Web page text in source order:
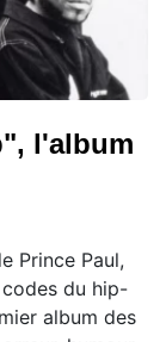
l'album
Prince Paul,
du hip-
album des